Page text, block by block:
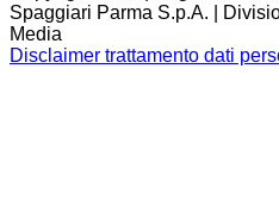
Spaggiari Parma S.p.A. |
Media
Disclaimer trattamento dati